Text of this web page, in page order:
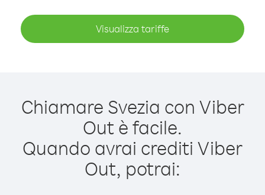
Visualizza tariffe
Chiamare Svezia con Viber
Out è facile.
Quando avrai crediti Viber
Out, potrai: